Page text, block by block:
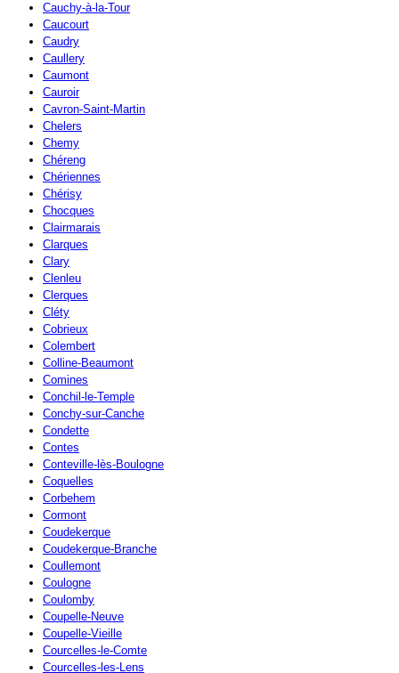
Cauchy-à-la-Tour
Caucourt
Caudry
Caullery
Caumont
Cauroir
Cavron-Saint-Martin
Chelers
Chemy
Chéreng
Chériennes
Chérisy
Chocques
Clairmarais
Clarques
Clary
Clenleu
Clerques
Cléty
Cobrieux
Colembert
Colline-Beaumont
Comines
Conchil-le-Temple
Conchy-sur-Canche
Condette
Contes
Conteville-lès-Boulogne
Coquelles
Corbehem
Cormont
Coudekerque
Coudekerque-Branche
Coullemont
Coulogne
Coulomby
Coupelle-Neuve
Coupelle-Vieille
Courcelles-le-Comte
Courcelles-les-Lens